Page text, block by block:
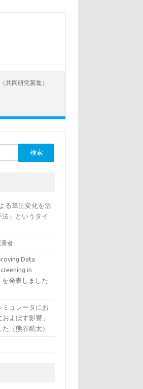
共同研究募集）
る筆圧変化を活
」というタイ
者
Data
in
発表しました
ミュレータにお
よぼす影響」
（熊谷航太）